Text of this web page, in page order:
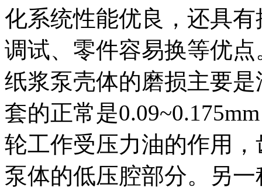
化系统性能优良，还具
调试、零件容易换等优点
纸浆泵壳体的磨损主要
套的正常是
轮工作受压力油的作用
泵体的低压腔部分。另